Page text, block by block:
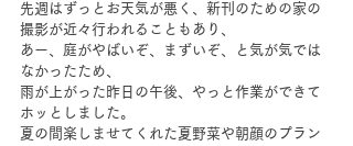
先週はずっとお天気が悪く、新刊のための家の
撮影が近々行われることもあり、
あー、庭がやばいぞ、まずいぞ、と気が気では
なかったため、
雨が上がった昨日の午後、やっと作業ができて
ホッとしました。
夏の間楽しませてくれた夏野菜や朝顔のプラン